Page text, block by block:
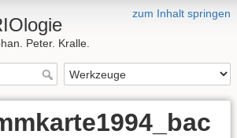
zum Inhalt springen
Peter. Kralle.